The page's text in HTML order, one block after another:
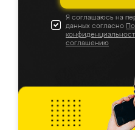
Я соглашаюсь на
данных согласно
соглашению